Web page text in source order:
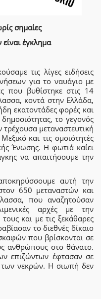
σημαίες
έγκλημα
τις λίγες ειδήσεις
για το ναυάγιο με
που βυθίστηκε στις 14
κοντά στην Ελλάδα,
εκατοντάδες φορές και
το γεγονός
μεταναστευτική
και τις ομοιότητές
Ένωσης. Η φωτιά καίει
να απαιτήσουμε την
αυτή την
650 μεταναστών και
που αναζητούσαν
αρχές με την
και με τις ξεκάθαρες
το διεθνές δίκαιο
που βρίσκονται σε
ανθρώπους στο θάνατο.
επιζώντων έφτασαν σε
των νεκρών. Η σιωπή δεν